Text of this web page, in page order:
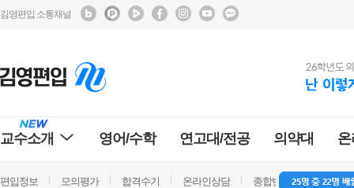
김영편입 소통채널
교수소개 영어/수학 연고대/전공 의약대
편입정보 모의평가 합격수기 온라인상담 종합반 방문상담